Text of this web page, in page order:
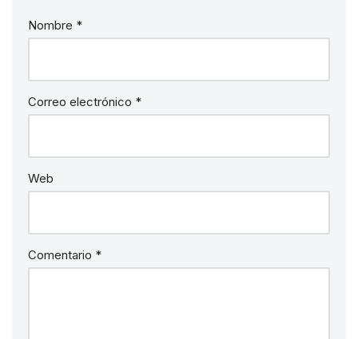
Nombre *
Correo electrónico *
Web
Comentario *